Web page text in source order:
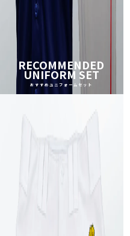
RECOMMENDED
UNIFORM SET
おすすめユニフォームセット